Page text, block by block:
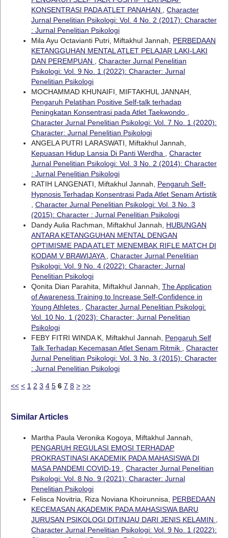
KONSENTRASI PADA ATLET PANAHAN , Character
Jurnal Penelitian Psikologi: Vol. 4 No. 2 (2017): Character
: Jurnal Penelitian Psikologi
Mila Ayu Octavianti Putri, Miftakhul Jannah, PERBEDAAN
KETANGGUHAN MENTAL ATLET PELAJAR LAKI-LAKI
DAN PEREMPUAN , Character Jurnal Penelitian
Psikologi: Vol. 9 No. 1 (2022): Character: Jurnal
Penelitian Psikologi
MOCHAMMAD KHUNAIFI, MIFTAKHUL JANNAH,
Pengaruh Pelatihan Positive Self-talk terhadap
Peningkatan Konsentrasi pada Atlet Taekwondo ,
Character Jurnal Penelitian Psikologi: Vol. 7 No. 1 (2020):
Character: Jurnal Penelitian Psikologi
ANGELA PUTRI LARASWATI, Miftakhul Jannah,
Kepuasan Hidup Lansia Di Panti Werdha , Character
Jurnal Penelitian Psikologi: Vol. 3 No. 2 (2014): Character
: Jurnal Penelitian Psikologi
RATIH LANGENATI, Miftakhul Jannah, Pengaruh Self-
Hypnosis Terhadap Konsentrasi Pada Atlet Senam Artistik
, Character Jurnal Penelitian Psikologi: Vol. 3 No. 3
(2015): Character : Jurnal Penelitian Psikologi
Dandy Aulia Rachman, Miftakhul Jannah, HUBUNGAN
ANTARA KETANGGUHAN MENTAL DENGAN
OPTIMISME PADA ATLET MENEMBAK RIFLE MATCH DI
KODAM V BRAWIJAYA, Character Jurnal Penelitian
Psikologi: Vol. 9 No. 4 (2022): Character: Jurnal
Penelitian Psikologi
Qonita Dian Parahita, Miftakhul Jannah, The Application
of Awareness Training to Increase Self-Confidence in
Young Athletes , Character Jurnal Penelitian Psikologi:
Vol. 10 No. 1 (2023): Character: Jurnal Penelitian
Psikologi
FEBY FITRI WINDA K, Miftakhul Jannah, Pengaruh Self
Talk Terhadap Kecemasan Atlet Senam Ritmik , Character
Jurnal Penelitian Psikologi: Vol. 3 No. 3 (2015): Character
: Jurnal Penelitian Psikologi
<< < 1 2 3 4 5 6 7 8 > >>
Similar Articles
Martha Paula Veronika Kogoya, Miftakhul Jannah,
PENGARUH REGULASI EMOSI TERHADAP
PROKRASTINASI AKADEMIK PADA MAHASISWA DI
MASA PANDEMI COVID-19 , Character Jurnal Penelitian
Psikologi: Vol. 8 No. 9 (2021): Character: Jurnal
Penelitian Psikologi
Felisca Novitria, Riza Noviana Khoirunnisa, PERBEDAAN
KECEMASAN AKADEMIK PADA MAHASISWA BARU
JURUSAN PSIKOLOGI DITINJAU DARI JENIS KELAMIN ,
Character Jurnal Penelitian Psikologi: Vol. 9 No. 1 (2022):